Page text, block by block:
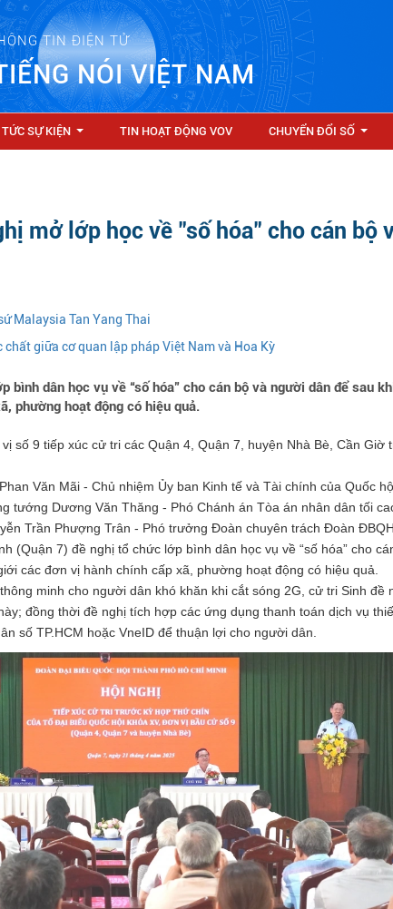
TIN ĐIỆN TỬ
NÓI VIỆT NAM
SỰ KIỆN TIN HOẠT ĐỘNG VOV CHUYỂN ĐỔI SỐ
mở lớp học về "số hóa" cho cán bộ
Malaysia Tan Yang Thai
giữa cơ quan lập pháp Việt Nam và Hoa Kỳ
bình dân học vụ về “số hóa” cho cán bộ và người dân để sau
phường hoạt động có hiệu quả.
số 9 tiếp xúc cử tri các Quận 4, Quận 7, huyện Nhà Bè, Cần Giờ
Văn Mãi - Chủ nhiệm Ủy ban Kinh tế và Tài chính của Quốc
tướng Dương Văn Thăng - Phó Chánh án Tòa án nhân dân tối
Trần Phượng Trân - Phó trưởng Đoàn chuyên trách Đoàn ĐBQH
(Quận 7) đề nghị tổ chức lớp bình dân học vụ về “số hóa” cho
các đơn vị hành chính cấp xã, phường hoạt động có hiệu quả.
minh cho người dân khó khăn khi cắt sóng 2G, cử tri Sinh đề
đồng thời đề nghị tích hợp các ứng dụng thanh toán dịch vụ
số TP.HCM hoặc VneID để thuận lợi cho người dân.